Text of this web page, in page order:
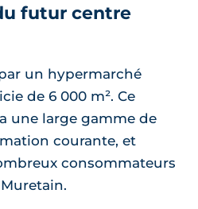
futur centre
un hypermarché
de 6 000 m². Ce
une large gamme de
courante, et
consommateurs